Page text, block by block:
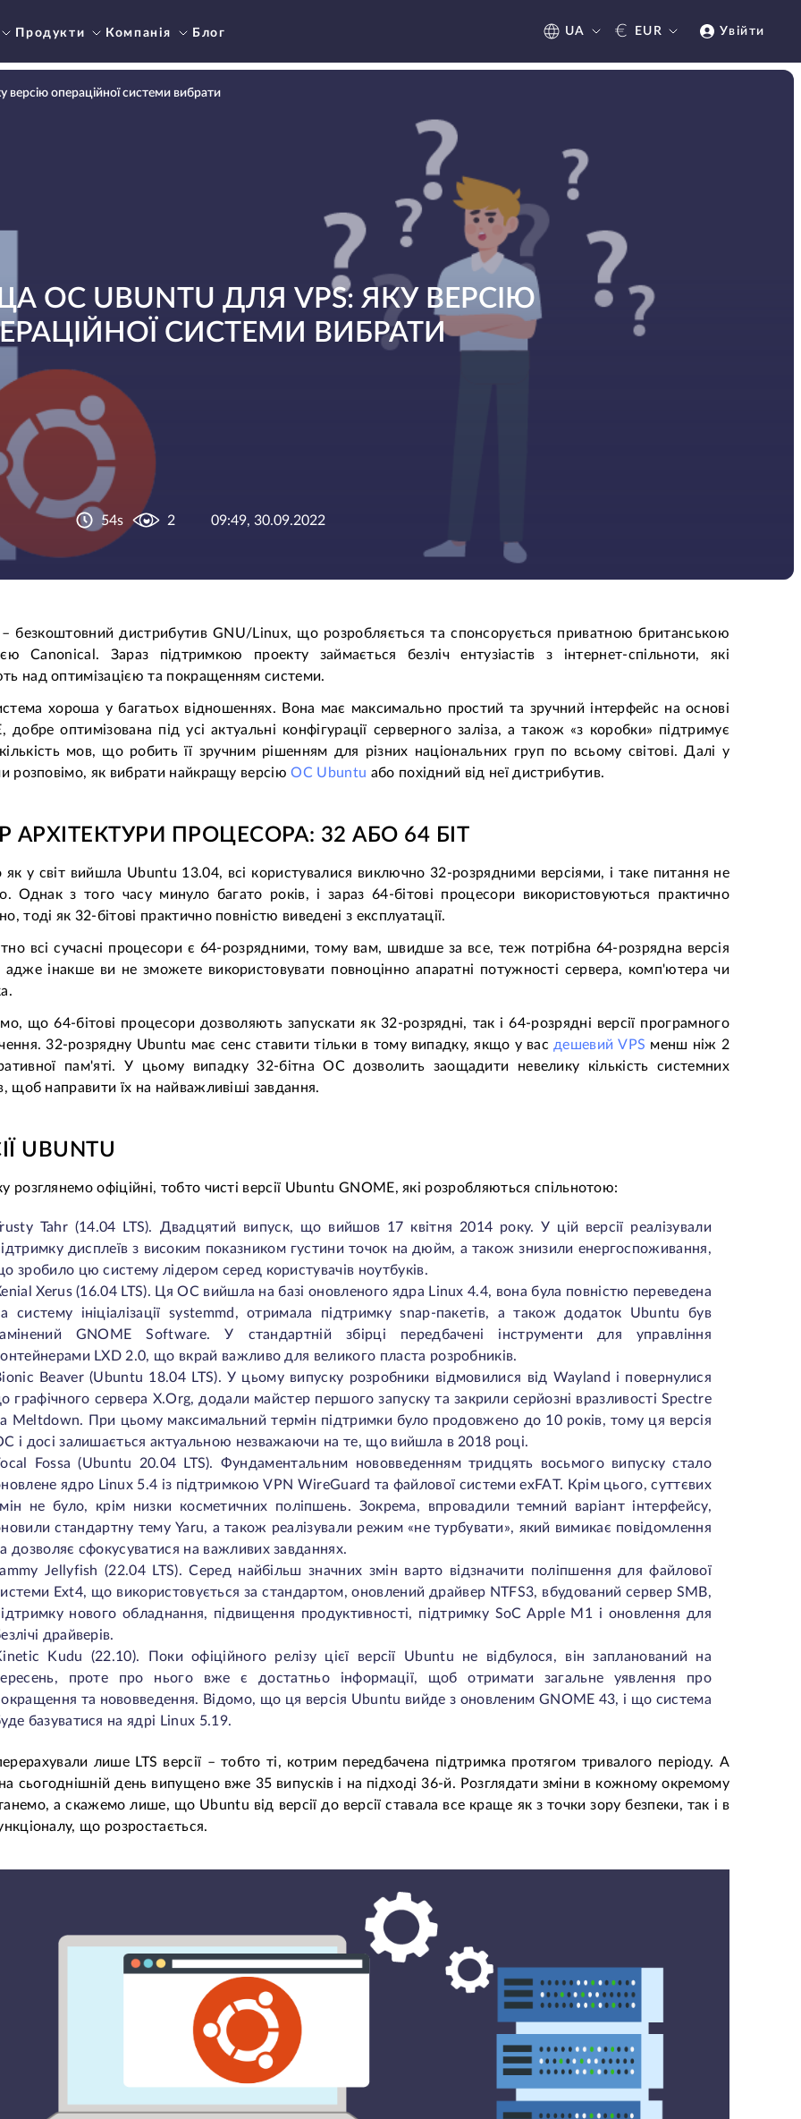
Продукти Компанія Блог UA € EUR Увійти
операційної системи вибрати
ОС UBUNTU ДЛЯ VPS: ЯКУ ВЕРСІЮ
СИСТЕМИ ВИБРАТИ
54s 2 09:49, 30.09.2022
безкоштовний дистрибутив GNU/Linux, що розробляється та спонсорується приватною британською
Canonical. Зараз підтримкою проекту займається безліч ентузіастів з інтернет-спільноти, які
над оптимізацією та покращенням системи.
хороша у багатьох відношеннях. Вона має максимально простий та зручний інтерфейс на основі
добре оптимізована під усі актуальні конфігурації серверного заліза, а також «з коробки» підтримує
мов, що робить її зручним рішенням для різних національних груп по всьому світові. Далі у
розповімо, як вибрати найкращу версіюОС Ubuntu або похідний від неї дистрибутив.
АРХІТЕКТУРИ ПРОЦЕСОРА: 32 АБО 64 БІТ
у світ вийшла Ubuntu 13.04, всі користувалися виключно 32-розрядними версіями, і таке питання не
Однак з того часу минуло багато років, і зараз 64-бітові процесори використовуються практично
тоді як 32-бітові практично повністю виведені з експлуатації.
всі сучасні процесори є 64-розрядними, тому вам, швидше за все, теж потрібна 64-розрядна версія
інакше ви не зможете використовувати повноцінно апаратні потужності сервера, комп'ютера чи
що 64-бітові процесори дозволяють запускати як 32-розрядні, так і 64-розрядні версії програмного
32-розрядну Ubuntu має сенс ставити тільки в тому випадку, якщо у вас дешевий VPS менш ніж 2
пам'яті. У цьому випадку 32-бітна ОС дозволить заощадити невелику кількість системних
щоб направити їх на найважливіші завдання.
UBUNTU
розглянемо офіційні, тобто чисті версії Ubuntu GNOME, які розробляються спільнотою:
Tahr (14.04 LTS). Двадцятий випуск, що вийшов 17 квітня 2014 року. У цій версії реалізували
дисплеїв з високим показником густини точок на дюйм, а також знизили енергоспоживання,
зробило цю систему лідером серед користувачів ноутбуків.
Xerus (16.04 LTS). Ця ОС вийшла на базі оновленого ядра Linux 4.4, вона була повністю переведена
систему ініціалізації systemmd, отримала підтримку snap-пакетів, а також додаток Ubuntu був
GNOME Software. У стандартній збірці передбачені інструменти для управління
LXD 2.0, що вкрай важливо для великого пласта розробників.
Beaver (Ubuntu 18.04 LTS). У цьому випуску розробники відмовилися від Wayland і повернулися
графічного сервера X.Org, додали майстер першого запуску та закрили серйозні вразливості Spectre
Meltdown. При цьому максимальний термін підтримки було продовжено до 10 років, тому ця версія
і досі залишається актуальною незважаючи на те, що вийшла в 2018 році.
Fossa (Ubuntu 20.04 LTS). Фундаментальним нововведенням тридцять восьмого випуску стало
ядро ​​Linux 5.4 із підтримкою VPN WireGuard та файлової системи exFAT. Крім цього, суттєвих
не було, крім низки косметичних поліпшень. Зокрема, впровадили темний варіант інтерфейсу,
стандартну тему Yaru, а також реалізували режим «не турбувати», який вимикає повідомлення
дозволяє сфокусуватися на важливих завданнях.
Jellyfish (22.04 LTS). Серед найбільш значних змін варто відзначити поліпшення для файлової
Ext4, що використовується за стандартом, оновлений драйвер NTFS3, вбудований сервер SMB,
нового обладнання, підвищення продуктивності, підтримку SoC Apple M1 і оновлення для
драйверів.
Kudu (22.10). Поки офіційного релізу цієї версії Ubuntu не відбулося, він запланований на
проте про нього вже є достатньо інформації, щоб отримати загальне уявлення про
та нововведення. Відомо, що ця версія Ubuntu вийде з оновленим GNOME 43, і що система
базуватися на ядрі Linux 5.19.
лише LTS версії – тобто ті, котрим передбачена підтримка протягом тривалого періоду. А
на сьогоднішній день випущено вже 35 випусків і на підході 36-й. Розглядати зміни в кожному окремому
а скажемо лише, що Ubuntu від версії до версії ставала все краще як з точки зору безпеки, так і в
що розростається.